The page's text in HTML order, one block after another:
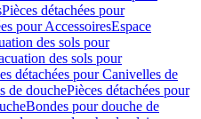
Pièces détachées pour
pour AccessoiresEspace
des sols pour
des sols pour
détachées pour Canivelles de
de douchePièces détachées pour
Bondes pour douche de